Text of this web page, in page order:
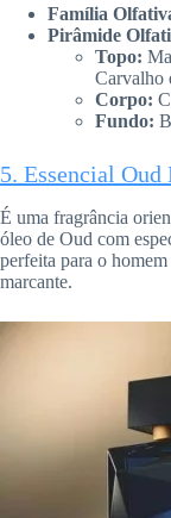
Família
Pirâmide
Topo:
Carvalho
Corpo:
Fundo:
5. Essencial
É uma fragrância
óleo de Oud com
perfeita para o
marcante.